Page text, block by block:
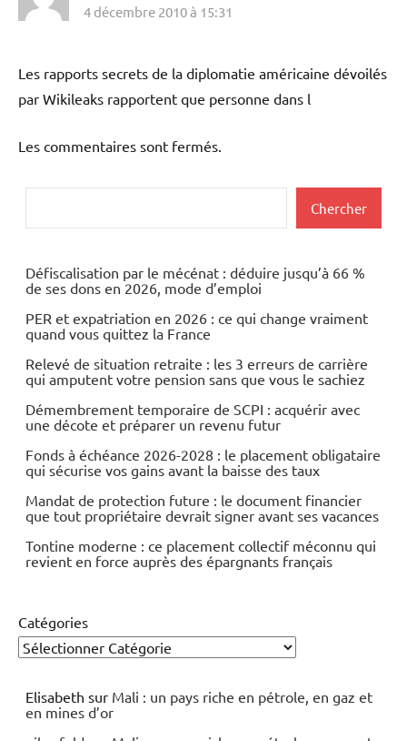
4 décembre 2010 à 15:31
Les rapports secrets de la diplomatie américaine dévoilés
par Wikileaks rapportent que personne dans l
Les commentaires sont fermés.
Chercher
Défiscalisation par le mécénat : déduire jusqu’à 66 %
de ses dons en 2026, mode d’emploi
PER et expatriation en 2026 : ce qui change vraiment
quand vous quittez la France
Relevé de situation retraite : les 3 erreurs de carrière
qui amputent votre pension sans que vous le sachiez
Démembrement temporaire de SCPI : acquérir avec
une décote et préparer un revenu futur
Fonds à échéance 2026-2028 : le placement obligataire
qui sécurise vos gains avant la baisse des taux
Mandat de protection future : le document financier
que tout propriétaire devrait signer avant ses vacances
Tontine moderne : ce placement collectif méconnu qui
revient en force auprès des épargnants français
Catégories
Elisabeth sur Mali : un pays riche en pétrole, en gaz et
en mines d’or